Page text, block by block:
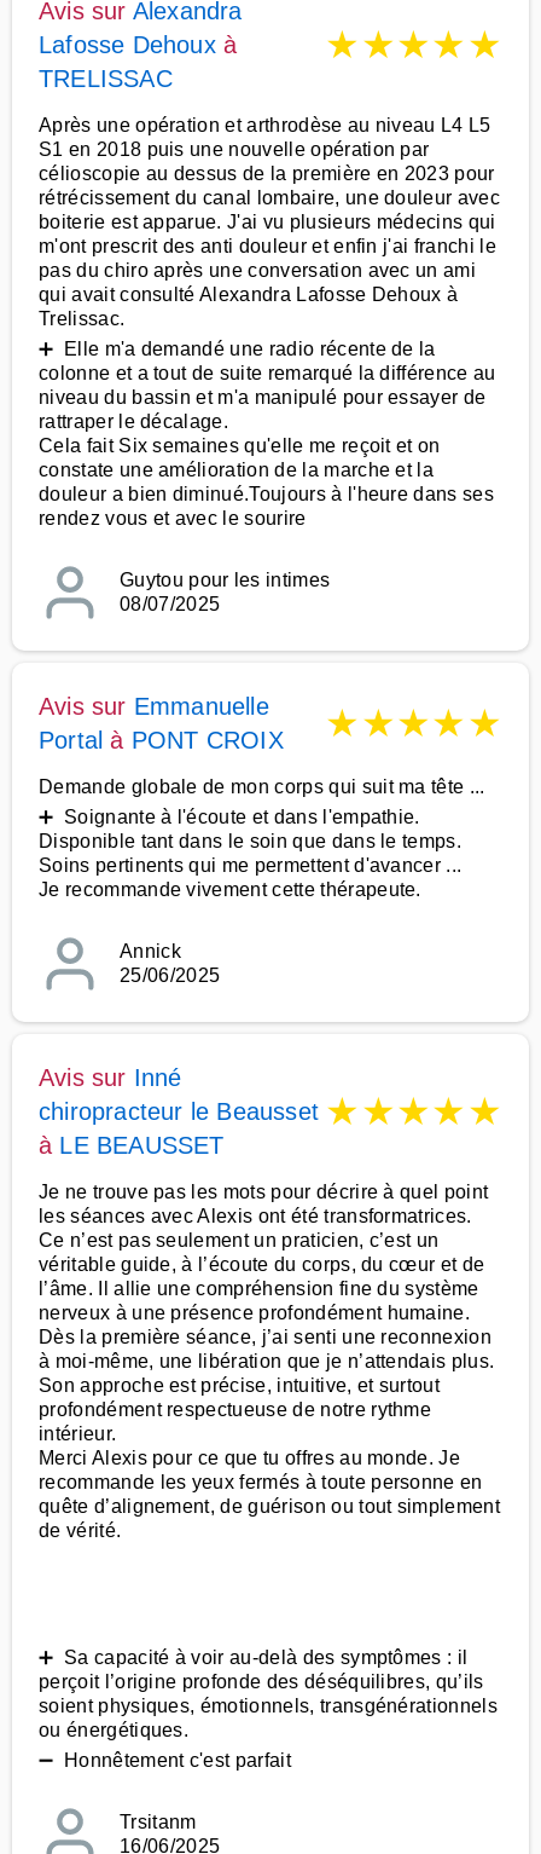
Avis sur Alexandra
Lafosse Dehouxà
TRELISSAC
★★★★★
Après une opération et arthrodèse au niveau L4 L5
S1 en 2018 puis une nouvelle opération par
célioscopie au dessus de la première en 2023 pour
rétrécissement du canal lombaire, une douleur avec
boiterie est apparue. J'ai vu plusieurs médecins qui
m'ont prescrit des anti douleur et enfin j'ai franchi le
pas du chiro après une conversation avec un ami
qui avait consulté Alexandra Lafosse Dehoux à
Trelissac.
➕ Elle m'a demandé une radio récente de la
colonne et a tout de suite remarqué la différence au
niveau du bassin et m'a manipulé pour essayer de
rattraper le décalage.
Cela fait Six semaines qu'elle me reçoit et on
constate une amélioration de la marche et la
douleur a bien diminué.Toujours à l'heure dans ses
rendez vous et avec le sourire
Guytou pour les intimes
08/07/2025
Avis sur Emmanuelle
Portal à PONT CROIX ★★★★★
Demande globale de mon corps qui suit ma tête ...
➕ Soignante à l'écoute et dans l'empathie.
Disponible tant dans le soin que dans le temps.
Soins pertinents qui me permettent d'avancer ...
Je recommande vivement cette thérapeute.
Annick
25/06/2025
Avis sur Inné
chiropracteur le Beausset
à LE BEAUSSET
★★★★★
Je ne trouve pas les mots pour décrire à quel point
les séances avec Alexis ont été transformatrices.
Ce n’est pas seulement un praticien, c’est un
véritable guide, à l’écoute du corps, du cœur et de
l’âme. Il allie une compréhension fine du système
nerveux à une présence profondément humaine.
Dès la première séance, j’ai senti une reconnexion
à moi-même, une libération que je n’attendais plus.
Son approche est précise, intuitive, et surtout
profondément respectueuse de notre rythme
intérieur.
Merci Alexis pour ce que tu offres au monde. Je
recommande les yeux fermés à toute personne en
quête d’alignement, de guérison ou tout simplement
de vérité.
➕ Sa capacité à voir au-delà des symptômes : il
perçoit l’origine profonde des déséquilibres, qu’ils
soient physiques, émotionnels, transgénérationnels
ou énergétiques.
➖ Honnêtement c'est parfait
Trsitanm
16/06/2025